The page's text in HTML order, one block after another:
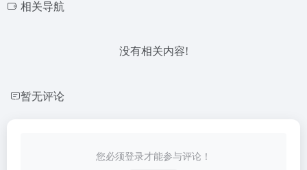
相关导航
没有相关内容!
暂无评论
您必须登录才能参与评论！